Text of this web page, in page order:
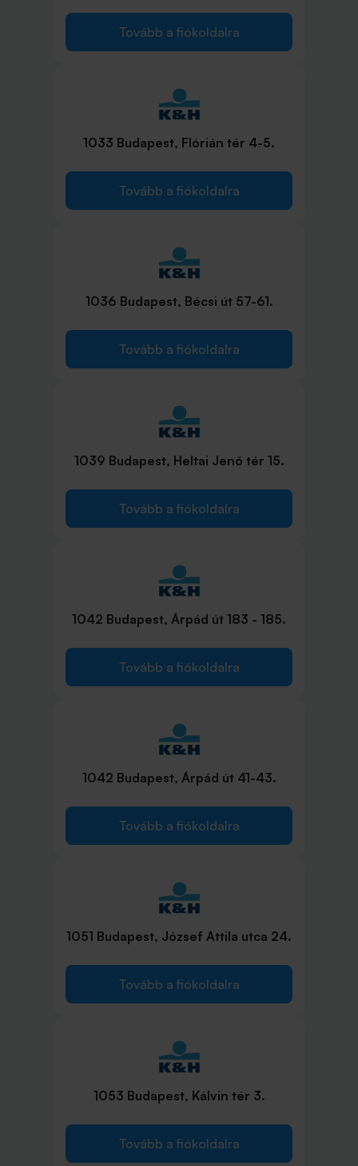
Tovább a fiókoldalra
1033 Budapest, Flórián tér 4-5.
Tovább a fiókoldalra
1036 Budapest, Bécsi út 57-61.
Tovább a fiókoldalra
1039 Budapest, Heltai Jenő tér 15.
Tovább a fiókoldalra
1042 Budapest, Árpád út 183 - 185.
Tovább a fiókoldalra
1042 Budapest, Árpád út 41-43.
Tovább a fiókoldalra
1051 Budapest, József Attila utca 24.
Tovább a fiókoldalra
1053 Budapest, Kálvin tér 3.
Tovább a fiókoldalra